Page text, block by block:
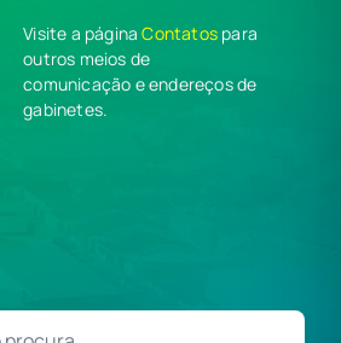
Visite a páginaContatos para
outros meios de
comunicação e endereços de
gabinetes.